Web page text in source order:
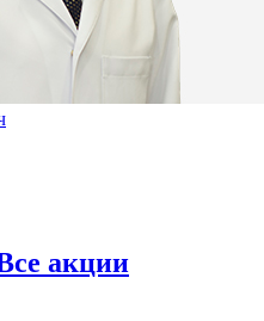
акции